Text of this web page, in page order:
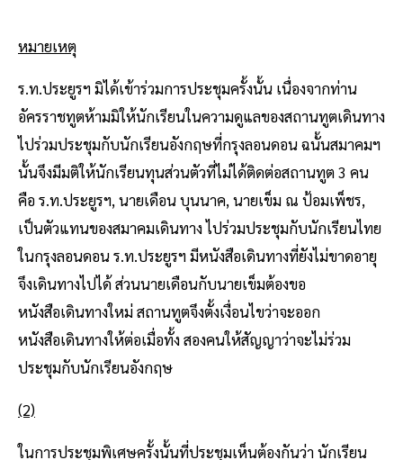
หมายเหตุ
ร.ท.ประยูรฯ มิได้เข้าร่วมการประชุมครั้งนั้น เนื่องจากท่าน
อัครราชทูตห้ามมิให้นักเรียนในความดูแลของสถานทูตเดินทาง
ไปร่วมประชุมกับนักเรียนอังกฤษที่กรุงลอนดอน ฉนั้นสมาคมฯ
นั้นจึงมีมติให้นักเรียนทุนส่วนตัวที่ไม่ได้ติดต่อสถานทูต 3 คน
คือ ร.ท.ประยูรฯ, นายเดือน บุนนาค, นายเข็ม ณ ป้อมเพ็ชร,
เป็นตัวแทนของสมาคมเดินทาง ไปร่วมประชุมกับนักเรียนไทย
ในกรุงลอนดอน ร.ท.ประยูรฯ มีหนังสือเดินทางที่ยังไม่ขาดอายุ
จึงเดินทางไปได้ ส่วนนายเดือนกับนายเข็มต้องขอ
หนังสือเดินทางใหม่ สถานทูตจึงตั้งเงื่อนไขว่าจะออก
หนังสือเดินทางให้ต่อเมื่อทั้ง สองคนให้สัญญาว่าจะไม่ร่วม
ประชุมกับนักเรียนอังกฤษ
(2)
ในการประชุมพิเศษครั้งนั้นที่ประชุมเห็นต้องกันว่า นักเรียน